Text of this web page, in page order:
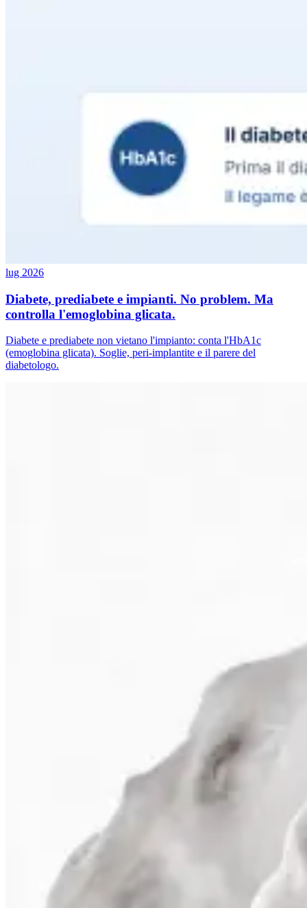
lug 2026
Diabete, prediabete e impianti. No problem. Ma
controlla l'emoglobina glicata.
Diabete e prediabete non vietano l'impianto: conta l'HbA1c
(emoglobina glicata). Soglie, peri-implantite e il parere del
diabetologo.